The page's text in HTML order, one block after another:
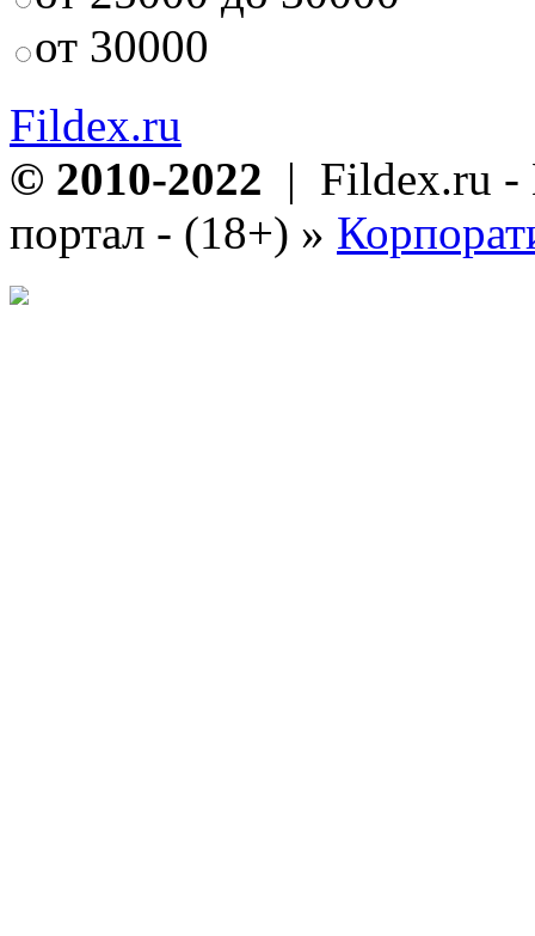
от 30000
Fildex.ru
© 2010-2022 | Fildex.ru -
портал - (18+) »